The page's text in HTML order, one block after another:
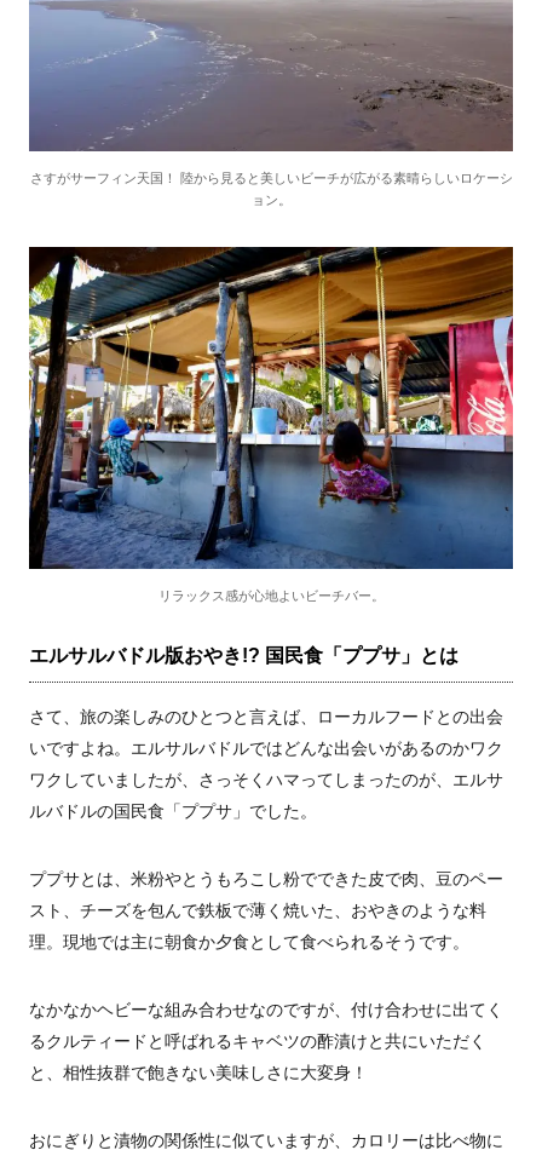
さすがサーフィン天国！ 陸から見ると美しいビーチが広がる素晴らしいロケーシ
ョン。
リラックス感が心地よいビーチバー。
エルサルバドル版おやき!? 国民食「ププサ」とは
さて、旅の楽しみのひとつと言えば、ローカルフードとの出会
いですよね。エルサルバドルではどんな出会いがあるのかワク
ワクしていましたが、さっそくハマってしまったのが、エルサ
ルバドルの国民食「ププサ」でした。
ププサとは、米粉やとうもろこし粉でできた皮で肉、豆のペー
スト、チーズを包んで鉄板で薄く焼いた、おやきのような料
理。現地では主に朝食か夕食として食べられるそうです。
なかなかヘビーな組み合わせなのですが、付け合わせに出てく
るクルティードと呼ばれるキャベツの酢漬けと共にいただく
と、相性抜群で飽きない美味しさに大変身！
おにぎりと漬物の関係性に似ていますが、カロリーは比べ物に